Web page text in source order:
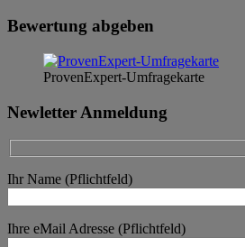
Bewertung abgeben
ProvenExpert-Umfragekarte
Newletter Anmeldung
Ihr Name (Pflichtfeld)
Ihre eMail Adresse (Pflichtfeld)